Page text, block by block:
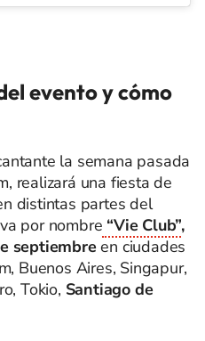
evento y cómo
la semana pasada
realizará una fiesta de
distintas partes del
por nombre “Vie Club”,
septiembreen ciudades
Buenos Aires, Singapur,
Tokio, Santiago de